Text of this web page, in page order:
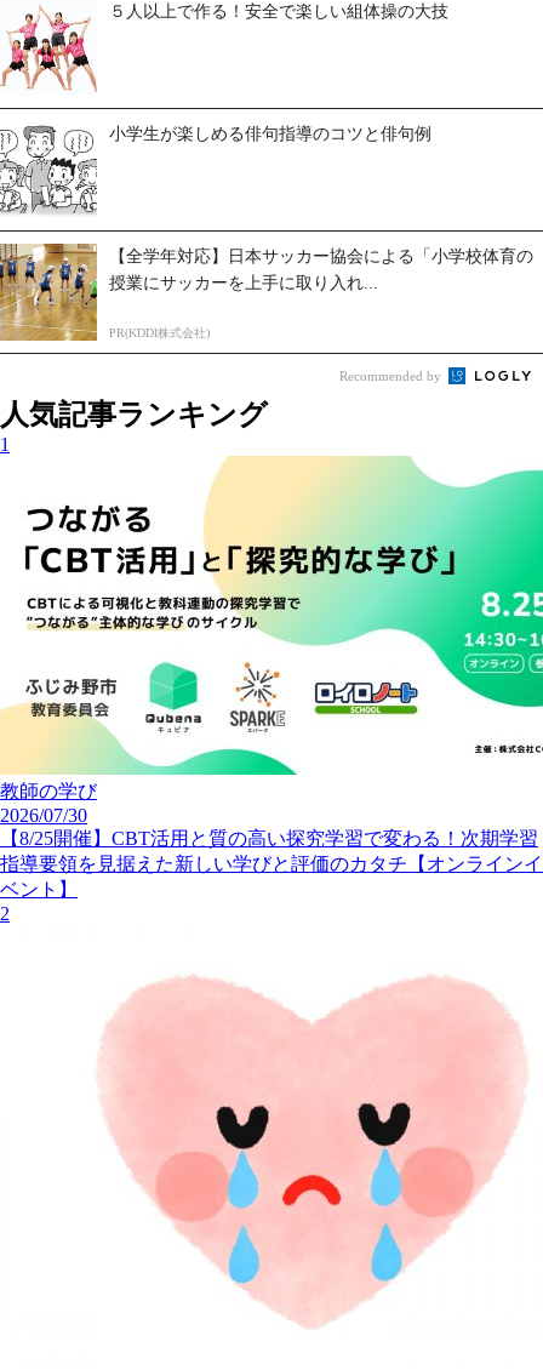
５人以上で作る！安全で楽しい組体操の大技
小学生が楽しめる俳句指導のコツと俳句例
【全学年対応】日本サッカー協会による「小学校体育の
授業にサッカーを上手に取り入れ...
PR(KDDI株式会社)
Recommended by
人気記事ランキング
1
教師の学び
2026/07/30
【8/25開催】CBT活用と質の高い探究学習で変わる！次期学習
指導要領を見据えた新しい学びと評価のカタチ【オンラインイ
ベント】
2